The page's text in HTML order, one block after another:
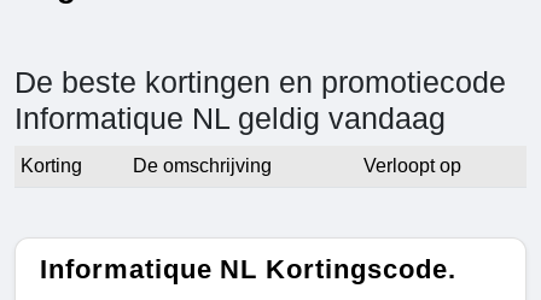
De beste kortingen en promotiecode
Informatique NL geldig vandaag
Korting De omschrijving Verloopt op
Informatique NL Kortingscode.